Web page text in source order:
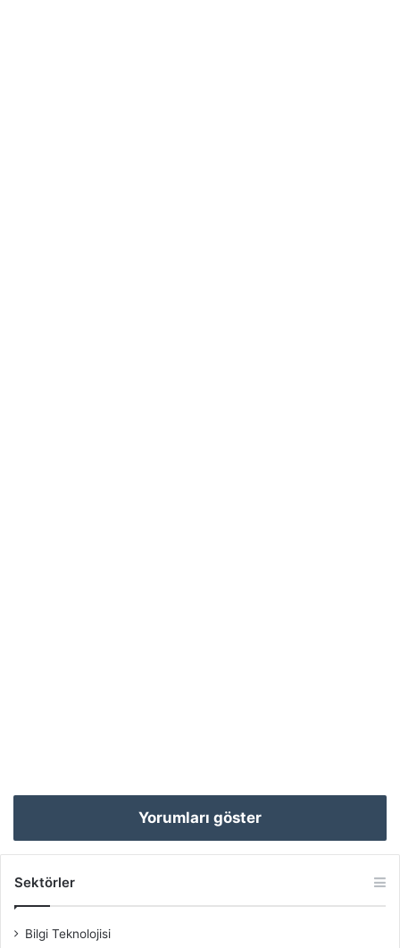
Yorumları göster
Sektörler
Bilgi Teknolojisi